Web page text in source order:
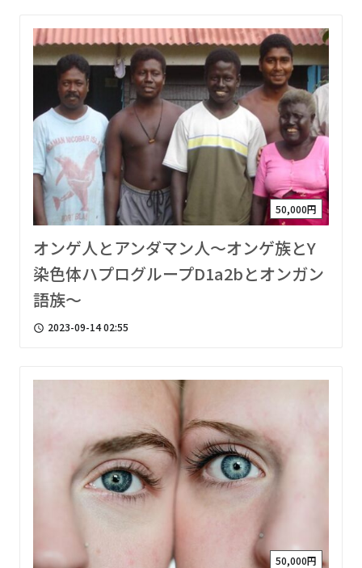
50,000円
オンゲ人とアンダマン人〜オンゲ族とY
染色体ハプログループD1a2bとオンガン
語族〜
access_time 2023-09-14 02:55
50,000円